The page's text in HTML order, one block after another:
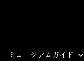
ミュージアムガイド